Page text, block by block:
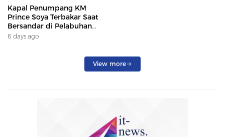
Kapal Penumpang KM
Prince Soya Terbakar Saat
Bersandar di Pelabuhan
Samarinda, Keberangkatan
6 days ago
View more